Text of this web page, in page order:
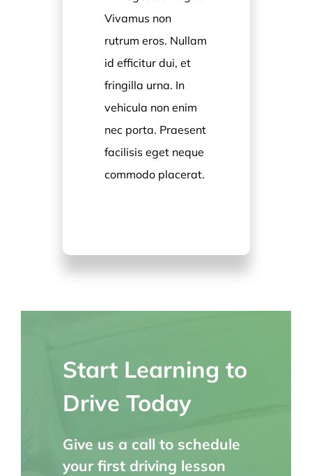
Vivamus non
rutrum eros. Nullam
id efficitur dui, et
fringilla urna. In
vehicula non enim
nec porta. Praesent
facilisis eget neque
commodo placerat.
Start Learning to
Drive Today
Give us a call to schedule
your first driving lesson